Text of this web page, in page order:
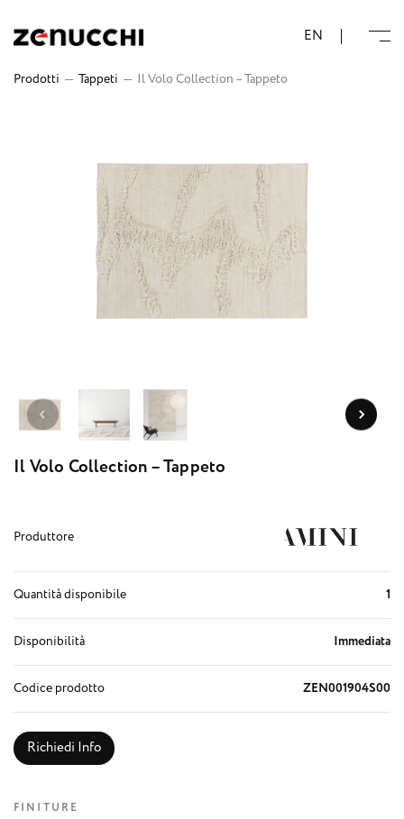
EN
Prodotti — Tappeti — Il Volo Collection – Tappeto
Il Volo Collection – Tappeto
Produttore
Quantità disponibile 1
Disponibilità Immediata
Codice prodotto ZEN001904S00
Richiedi Info
FINITURE